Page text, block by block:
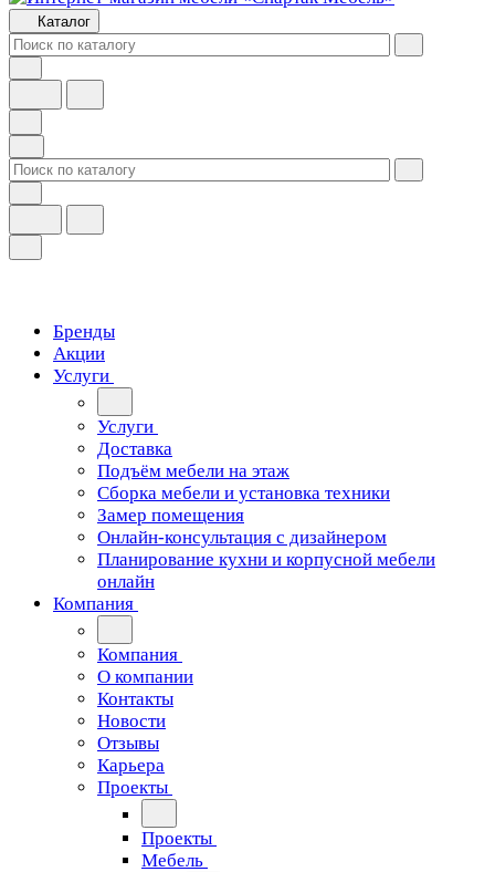
Каталог
Бренды
Акции
Услуги
Услуги
Доставка
Подъём мебели на этаж
Сборка мебели и установка техники
Замер помещения
Онлайн-консультация с дизайнером
Планирование кухни и корпусной мебели
онлайн
Компания
Компания
О компании
Контакты
Новости
Отзывы
Карьера
Проекты
Проекты
Мебель